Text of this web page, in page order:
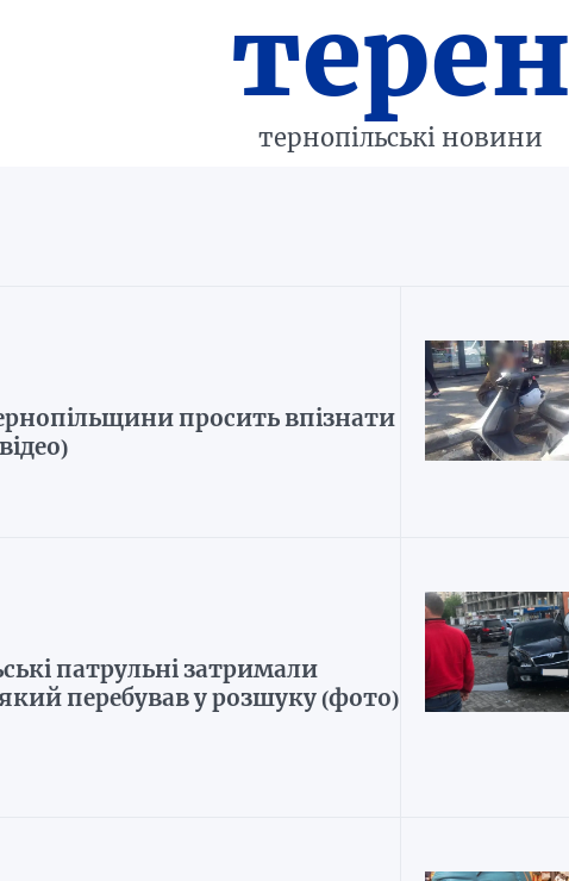
терен
тернопільські новини
просить впізнати
патрульні затримали
перебував у розшуку (фото)